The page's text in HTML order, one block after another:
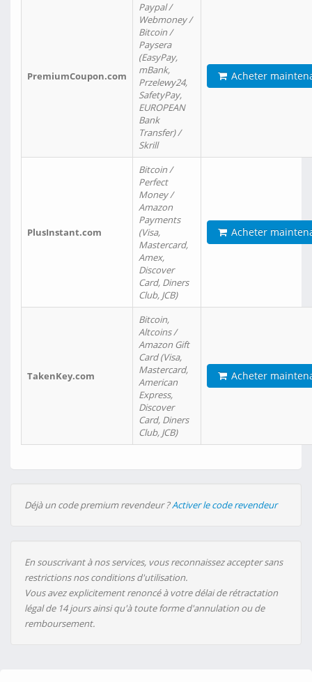
PremiumCoupon.com
Paypal /
Webmoney /
Bitcoin /
Paysera
(EasyPay,
mBank,
Przelewy24,
SafetyPay,
EUROPEAN
Bank
Transfer) /
Skrill
Acheter
PlusInstant.com
Bitcoin /
Perfect
Money /
Amazon
Payments
(Visa,
Mastercard,
Amex,
Discover
Card, Diners
Club, JCB)
Acheter
TakenKey.com
Bitcoin,
Altcoins /
Amazon Gift
Card (Visa,
Mastercard,
American
Express,
Discover
Card, Diners
Club, JCB)
Acheter
Déjà un code premium revendeur ?Activer le code revendeur
En souscrivant à nos services, vous reconnaissez accepter sans
restrictions nos conditions d'utilisation.
Vous avez explicitement renoncé à votre délai de rétractation
légal de 14 jours ainsi qu'à toute forme d'annulation ou de
remboursement.